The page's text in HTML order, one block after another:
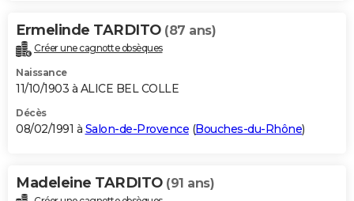
Ermelinde TARDITO (87 ans)
Créer une cagnotte obsèques
Naissance
11/10/1903 à ALICE BEL COLLE
Décès
08/02/1991 à Salon-de-Provence (Bouches-du-Rhône)
Madeleine TARDITO (91 ans)